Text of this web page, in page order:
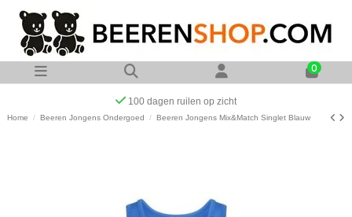
0
Op werkdagen voor 23:00 uur besteld zelfde dag verzonden
Home Beeren Jongens Ondergoed Beeren Jongens Mix&Match Singlet Blauw